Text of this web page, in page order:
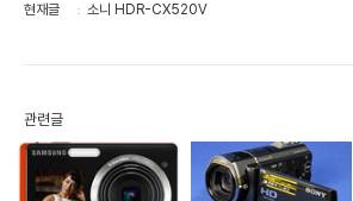
현재글 소니 HDR-CX520V
관련글